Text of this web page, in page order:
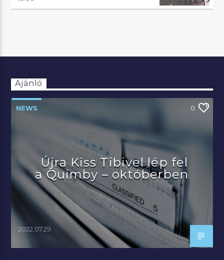
Ajánló
NEWS 0
Újra Kiss Tibivel lép fel
a Quimby – októberben
2022.07.29.